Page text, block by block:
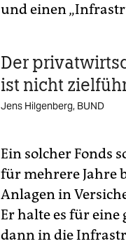
und einen
Der
ist nicht
Jens Hilgenberg, BUND
Ein solcher Fonds
für mehrere Jahre
Anlagen in
Er halte es für
dann in die